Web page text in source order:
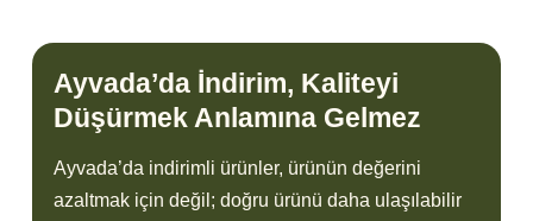
Ayvada’da İndirim, Kaliteyi
Düşürmek Anlamına Gelmez
Ayvada’da indirimli ürünler, ürünün değerini
azaltmak için değil; doğru ürünü daha ulaşılabilir